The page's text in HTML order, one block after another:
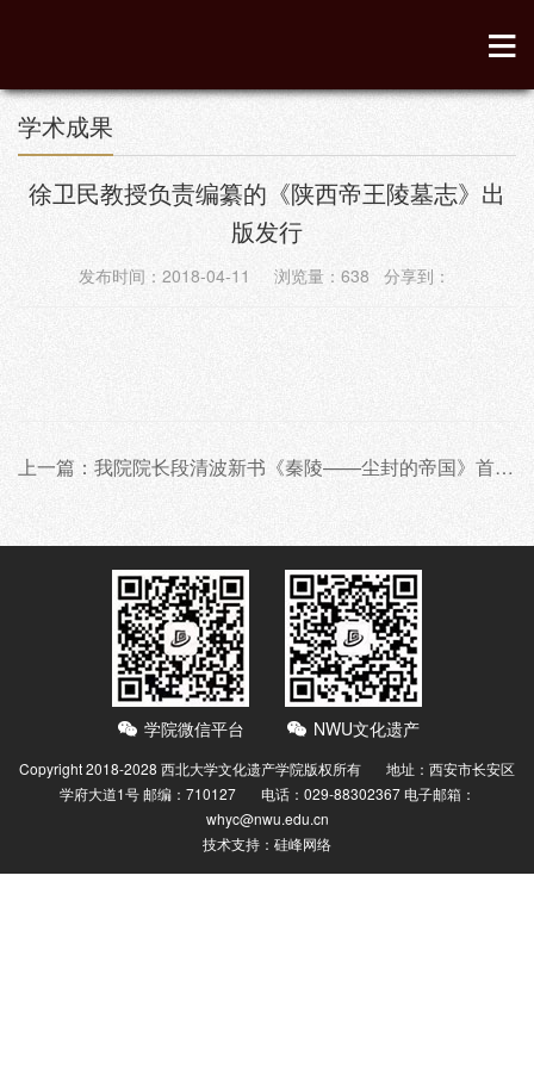
学术成果
徐卫民教授负责编纂的《陕西帝王陵墓志》出
版发行
发布时间：2018-04-11 浏览量： 638 分享到：
上一篇：我院院长段清波新书《秦陵——尘封的帝国》首发式在北京举行
学院微信平台 NWU文化遗产
Copyright 2018-2028 西北大学文化遗产学院版权所有 地址：西安市长安区
学府大道1号 邮编：710127 电话：029-88302367电子邮箱：
whyc@nwu.edu.cn
技术支持： 硅峰网络